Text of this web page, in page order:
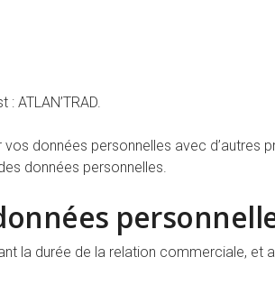
ATLAN’TRAD.
données personnelles avec d’autres
données personnelles.
la durée de la relation commerciale, et